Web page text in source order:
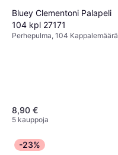
Bluey Clementoni Palapeli
104 kpl 27171
Perhepulma, 104 Kappalemäärä
8,90 €
5 kauppoja
-23%